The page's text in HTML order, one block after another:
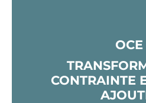
OCE
CONTRAINTE